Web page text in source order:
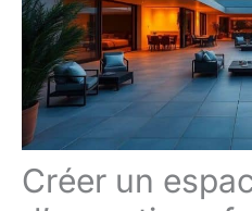
Créer un